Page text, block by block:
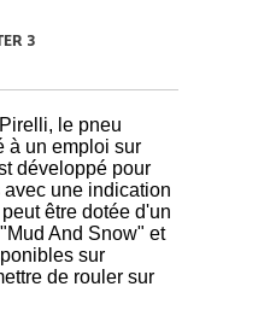
3
le pneu
à un emploi sur
développé pour
une indication
être dotée d'un
And Snow" et
sur
de rouler sur